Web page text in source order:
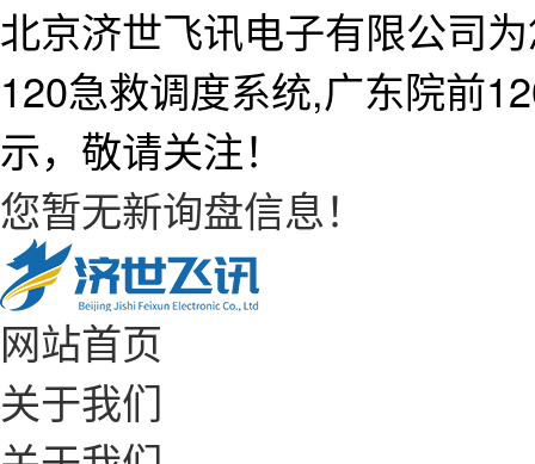
北京济世飞讯电子有限公司
120急救调度系统,广东院前
示，敬请关注！
您暂无新询盘信息！
网站首页
关于我们